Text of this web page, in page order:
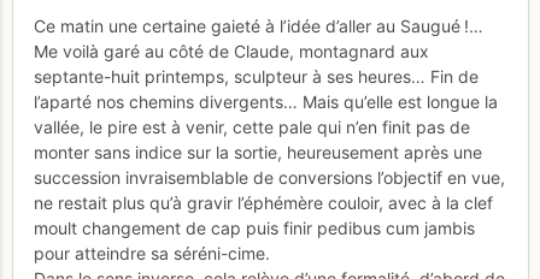
Ce matin une certaine gaieté à l’idée d’aller au Saugué !…
Me voilà garé au côté de Claude, montagnard aux
septante-huit printemps, sculpteur à ses heures… Fin de
l’aparté nos chemins divergents… Mais qu’elle est longue la
vallée, le pire est à venir, cette pale qui n’en finit pas de
monter sans indice sur la sortie, heureusement après une
succession invraisemblable de conversions l’objectif en vue,
ne restait plus qu’à gravir l’éphémère couloir, avec à la clef
moult changement de cap puis finir pedibus cum jambis
pour atteindre sa séréni-cime.